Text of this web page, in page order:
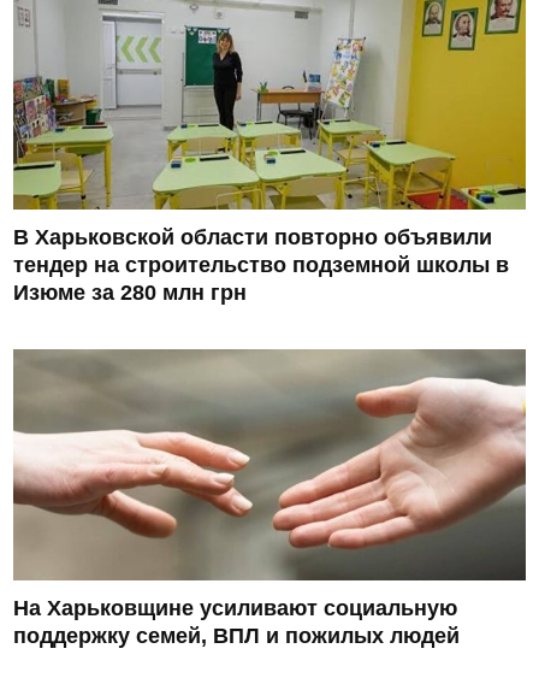
В Харьковской области повторно объявили
тендер на строительство подземной школы в
Изюме за 280 млн грн
На Харьковщине усиливают социальную
поддержку семей, ВПЛ и пожилых людей